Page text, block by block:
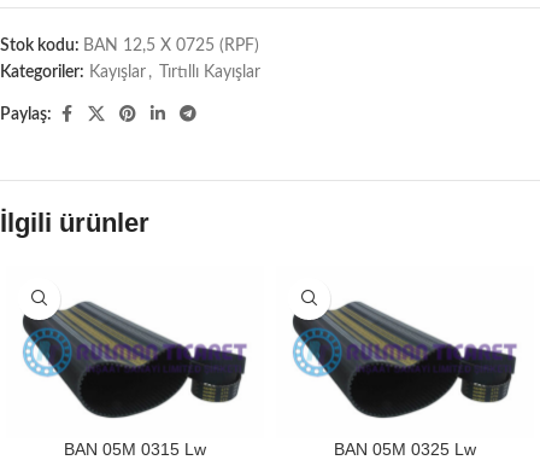
Stok kodu: BAN 12,5 X 0725 (RPF)
Kategoriler: Kayışlar , Tırtıllı Kayışlar
Paylaş:
İlgili ürünler
BAN 05M 0315 Lw BAN 05M 0325 Lw